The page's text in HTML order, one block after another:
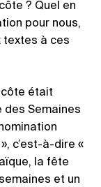
? Quel en
pour nous,
textes à ces
était
des Semaines
c’est-à-dire «
la fête
et un